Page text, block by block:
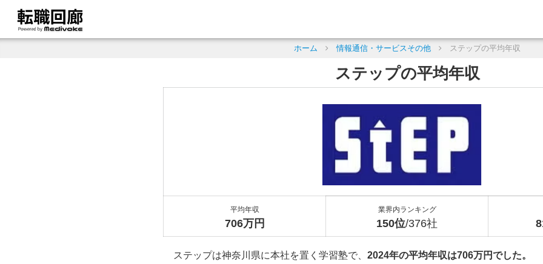
ホーム 情報通信・サービスその他 ステップの平均年収
ステップの平均年収
平均年収
706万円
業界内ランキング
150位/376社
ステップは神奈川県に本社を置く学習塾で、 2024年の平均年収は706万円でした。